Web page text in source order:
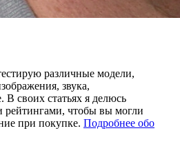
различные модели,
звука,
своих статьях я делюсь
рейтингами, чтобы вы могли
при покупке. Подробнее обо